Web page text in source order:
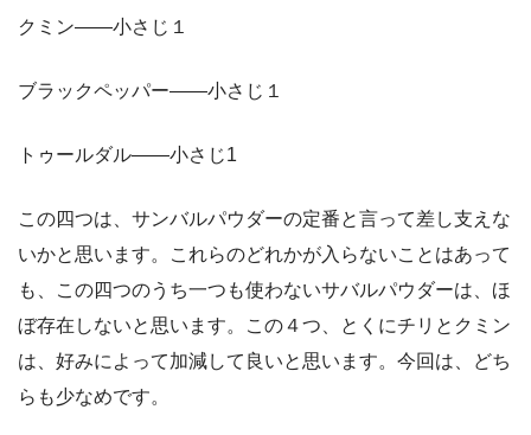
クミン——小さじ１
ブラックペッパー——小さじ１
トゥールダル——小さじ1
この四つは、サンバルパウダーの定番と言って差し支えな
いかと思います。これらのどれかが入らないことはあって
も、この四つのうち一つも使わないサバルパウダーは、ほ
ぼ存在しないと思います。この４つ、とくにチリとクミン
は、好みによって加減して良いと思います。今回は、どち
らも少なめです。